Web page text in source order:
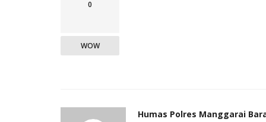
0
WOW
Humas Polres Manggarai